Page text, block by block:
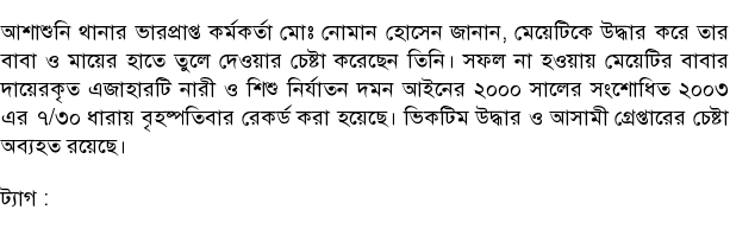
আশাশুনি থানার ভারপ্রাপ্ত কর্মকর্তা মোঃ নোমান হোসেন জানান, মেয়েটিকে উদ্ধার করে তার
বাবা ও মায়ের হাতে তুলে দেওয়ার চেষ্টা করেছেন তিনি। সফল না হওয়ায় মেয়েটির বাবার
দায়েরকৃত এজাহারটি নারী ও শিশু নির্যাতন দমন আইনের ২০০০ সালের সংশোধিত ২০০৩
এর ৭/৩০ ধারায় বৃহষ্পতিবার রেকর্ড করা হয়েছে। ভিকটিম উদ্ধার ও আসামী গ্রেপ্তারের চেষ্টা
অব্যহত রয়েছে।
ট্যাগ :